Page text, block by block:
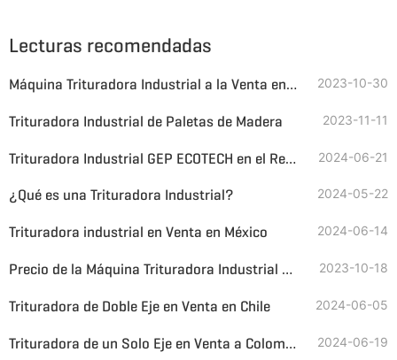
Lecturas recomendadas
Máquina Trituradora Industrial a la Venta en Peru 2023-10-30
Trituradora Industrial de Paletas de Madera 2023-11-11
Trituradora Industrial GEP ECOTECH en el Reciclaje de Fibra de Vidrio 2024-06-21
¿Qué es una Trituradora Industrial? 2024-05-22
Trituradora industrial en Venta en México 2024-06-14
Precio de la Máquina Trituradora Industrial de Servicio Pesado 2023-10-18
Trituradora de Doble Eje en Venta en Chile 2024-06-05
Trituradora de un Solo Eje en Venta a Colombia 2024-06-19